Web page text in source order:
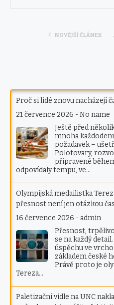
NOVĚJŠÍ ČLÁNEK
Proč si lidé znovu nacházejí
21 července 2026 -No name
Ještě před
mnoha
požadavek –
Polotovary,
připravené
odpovídaly tempu, ve…
Olympijská medailistka
přesnost není jen otázkou
16 července 2026 - admin
Přesnost,
se na každý
úspěchu ve
základem české
Právě proto je
Tereza…
Paletizační vidle na UNC